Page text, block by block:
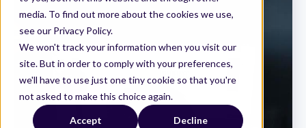
media. To find out more about the cookies we use,
see our Privacy Policy.
We won't track your information when you visit our
site. But in order to comply with your preferences,
we'll have to use just one tiny cookie so that you're
not asked to make this choice again.
Accept Decline